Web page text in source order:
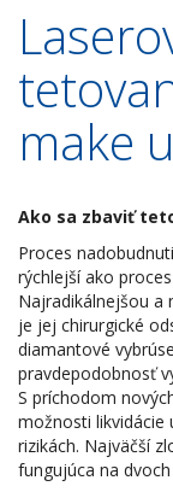
make
Ako sa zbaviť
Proces
rýchlejší ako
Najradikálnejšou a
je jej chirurgické
diamantové
pravdepodobnosť
S príchodom
možnosti likvidácie
rizikách. Najväčší
fungujúca na